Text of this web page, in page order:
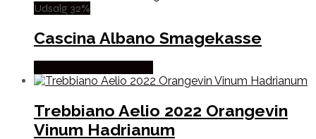
Udsalg 32%
Cascina Albano Smagekasse
Trebbiano Aelio 2022 Orangevin
Vinum Hadrianum